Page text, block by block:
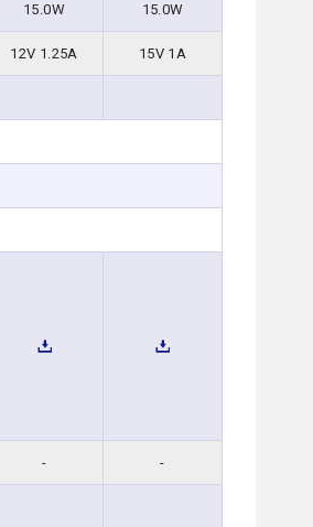
15.0W 15.0W
12V 1.25A 15V 1A
- -